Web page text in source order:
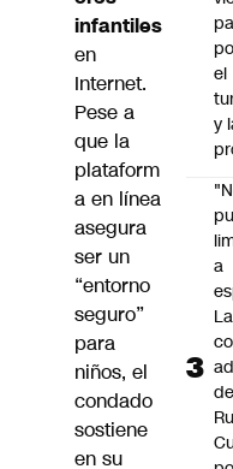
infantiles
en
Internet.
Pese a
que la
plataform
a en línea
asegura
ser un
“entorno
seguro”
para
niños, el
condado
sostiene
en su
el
y
a
La
de